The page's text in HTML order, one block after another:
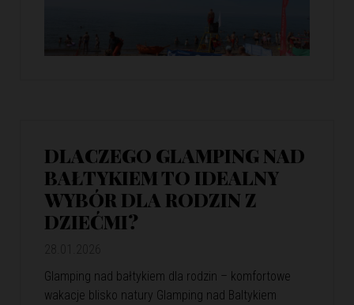
DLACZEGO GLAMPING NAD
BAŁTYKIEM TO IDEALNY
WYBÓR DLA RODZIN Z
DZIEĆMI?
Glamping nad bałtykiem dla rodzin – komfortowe
wakacje blisko natury Glamping nad Baltykiem